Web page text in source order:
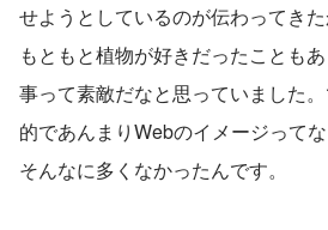
せようとしているのが伝わってきた
もともと植物が好きだったことも
事って素敵だなと思っていました
的であんまりWebのイメージって
そんなに多くなかったんです。